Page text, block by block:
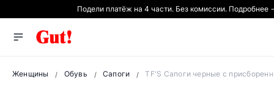
Подели платёж на 4 части. Без комиссии. Подробнее
Женщины Обувь Сапоги TF'S Сапоги черные с